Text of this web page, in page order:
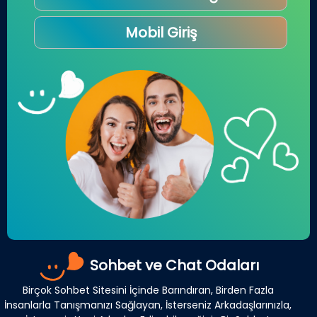
Mobil Giriş
Sohbet ve Chat Odaları
Birçok Sohbet Sitesini İçinde Barındıran, Birden Fazla
İnsanlarla Tanışmanızı Sağlayan, İsterseniz Arkadaşlarınızla,